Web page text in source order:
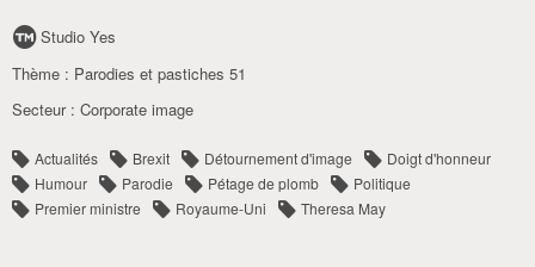
Studio Yes
Thème : Parodies et pastiches 51
Secteur : Corporate image
Actualités Brexit Détournement d'image
Doigt d'honneur
Humour
Parodie Pétage de plomb
Politique
Premier ministre
Royaume-Uni Theresa May